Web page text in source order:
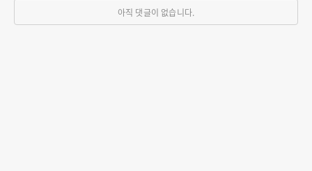
월이야. 성어기는 오징어가 가장 많이 잡히는
시기지. 그러니까 수년 전 우리나라 동해에서는
아직 댓글이 없습니다.